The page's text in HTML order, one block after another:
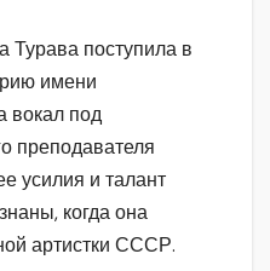
Турава поступила в
имени
вокал под
преподавателя
усилия и талант
когда она
артистки СССР.